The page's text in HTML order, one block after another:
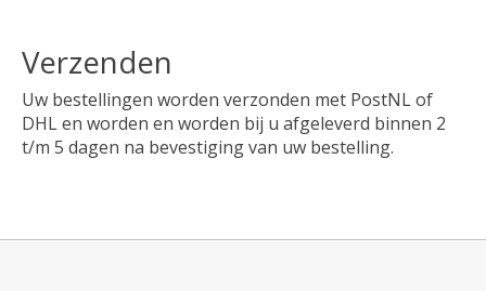
Verzenden
Uw bestellingen worden verzonden met PostNL of
DHL en worden en worden bij u afgeleverd binnen 2
t/m 5 dagen na bevestiging van uw bestelling.